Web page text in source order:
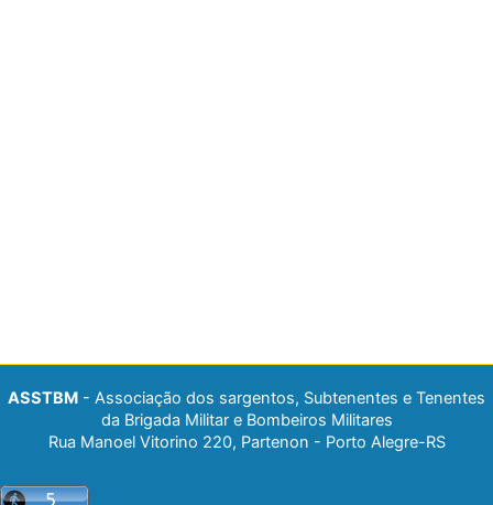
ASSTBM - Associação dos sargentos, Subtenentes e Tenentes
da Brigada Militar e Bombeiros Militares
Rua Manoel Vitorino 220, Partenon - Porto Alegre-RS